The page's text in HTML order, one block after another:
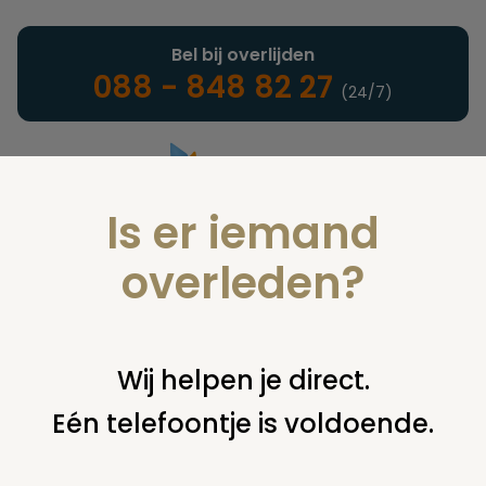
Landelijke uitvaartonderneming
Bel bij overlijden
088 - 848 82 27 (24/7)
U bent hier: home juridisch begraven grafsteen /
kan ik grafsteen krijgen? (en ruimen graf)
Is er iemand
overleden?
Wij helpen je direct.
Eén telefoontje is voldoende.